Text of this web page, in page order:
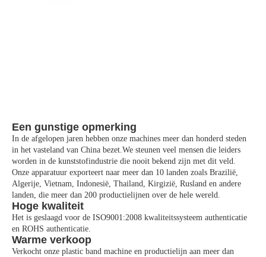
Een gunstige opmerking
In de afgelopen jaren hebben onze machines meer dan honderd steden
in het vasteland van China bezet.We steunen veel mensen die leiders
worden in de kunststofindustrie die nooit bekend zijn met dit veld.
Onze apparatuur exporteert naar meer dan 10 landen zoals Brazilië,
Algerije, Vietnam, Indonesië, Thailand, Kirgizië, Rusland en andere
landen, die meer dan 200 productielijnen over de hele wereld.
Hoge kwaliteit
Het is geslaagd voor de ISO9001:2008 kwaliteitssysteem authenticatie
en ROHS authenticatie.
Warme verkoop
Verkocht onze plastic band machine en productielijn aan meer dan